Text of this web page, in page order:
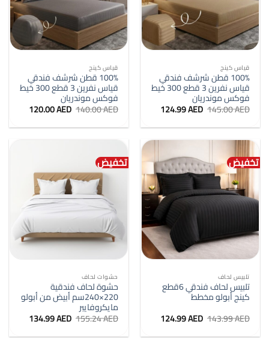
قياس كينج
100% قطن شرشف فندقي
قياس نفرين 3 قطع 300 خيط
فوكس موندريان
145.00AED السعر
الأصلي
هو:
145.00 AED.
124.99AED
هو:
124.99 AED.
قياس كينج
100% قطن شرشف فندقي
قياس نفرين 3 قطع 300 خيط
فوكس موندريان
140.00AED السعر
الأصلي
هو:
140.00 AED.
120.00AED
هو:
120.00 AED.
تخفيض
تلبيس لحاف
تلبيس لحاف فندقي 6قطع
كينج أبولو مخطط
143.99AED السعر
الأصلي
هو:
124.99AED
هو:
تخفيض
حشوات لحاف
حشوة لحاف فندقية
220×240سم أبيض من أبولو
مايكروفايبر
155.24AED السعر
الأصلي
هو:
134.99AED
هو: